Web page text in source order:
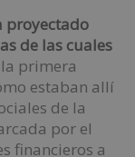
proyectado
de las cuales
primera
estaban allí
de la
por el
financieros a